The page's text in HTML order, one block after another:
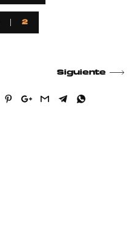
2
Siguiente